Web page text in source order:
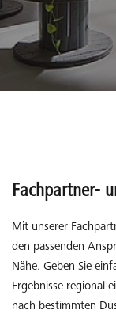
Fachpartner-
Mit unserer
den passenden
Nähe. Geben Sie
Ergebnisse regional
nach bestimmten